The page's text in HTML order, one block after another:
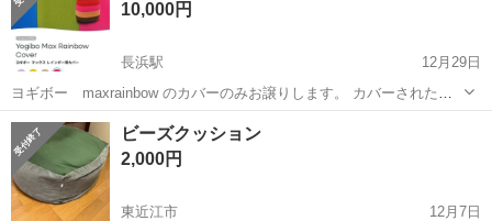
しを控えてい...
10,000円
長浜駅
12月29日
ヨギボー maxrainbow のカバーのみお譲りします。 カバーされた状
態で送られてきましたが、ヨギボー自体使用していないので新品未使
用になります。
滋賀 長浜市 長浜駅
ビーズクッション
2,000円
東近江市
12月7日